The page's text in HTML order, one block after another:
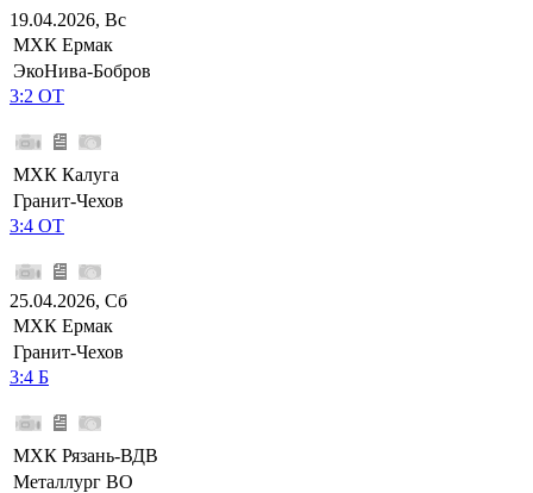
19.04.2026, Вс
МХК Ермак
ЭкоНива-Бобров
3:2 ОТ
МХК Калуга
Гранит-Чехов
3:4 ОТ
25.04.2026, Сб
МХК Ермак
Гранит-Чехов
3:4 Б
МХК Рязань-ВДВ
Металлург ВО